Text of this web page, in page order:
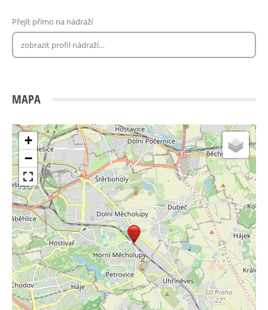
Přejít přímo na nádraží
MAPA
+
−